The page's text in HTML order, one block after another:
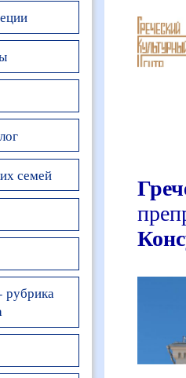
семей
рубрика